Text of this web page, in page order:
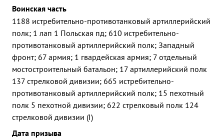
Воинская часть
1188 истребительно-противотанковый артиллерийский
полк; 1 лап 1 Польская пд; 610 истребительно-
противотанковый артиллерийский полк; Западный
фронт; 67 армия; 1 гвардейская армия; 7 отдельный
мостостроительный батальон; 17 артиллерийский полк
137 стрелковой дивизии; 665 истребительно-
противотанковый артиллерийский полк; 15 пехотный
полк 5 пехотной дивизии; 622 стрелковый полк 124
стрелковой дивизии (I)
Дата призыва